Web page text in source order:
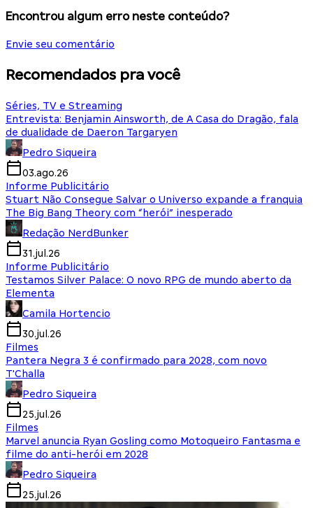
Encontrou algum erro neste conteúdo?
Envie seu comentário
Recomendados pra você
Séries, TV e Streaming
Entrevista: Benjamin Ainsworth, de A Casa do Dragão, fala
de dualidade de Daeron Targaryen
Pedro Siqueira
03.ago.26
Informe Publicitário
Stuart Não Consegue Salvar o Universo expande a franquia
The Big Bang Theory com “herói” inesperado
Redação NerdBunker
31.jul.26
Informe Publicitário
Testamos Silver Palace: O novo RPG de mundo aberto da
Elementa
Camila Hortencio
30.jul.26
Filmes
Pantera Negra 3 é confirmado para 2028, com novo
T'Challa
Pedro Siqueira
25.jul.26
Filmes
Marvel anuncia Ryan Gosling como Motoqueiro Fantasma e
filme do anti-herói em 2028
Pedro Siqueira
25.jul.26